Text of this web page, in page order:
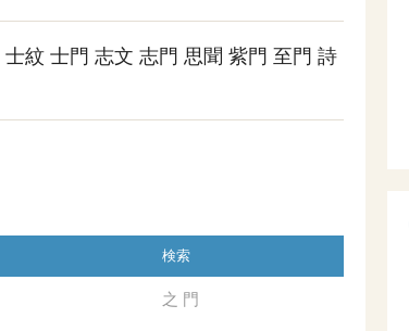
士紋 士門 志文 志門 思聞 紫門 至門 詩
検索
之 門